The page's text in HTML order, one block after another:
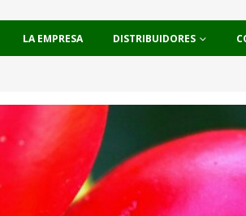
LA EMPRESA DISTRIBUIDORES